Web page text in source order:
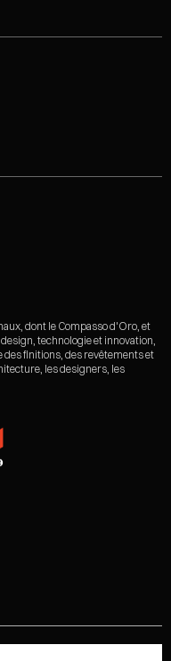
dont le Compasso d'Oro, et
technologie et innovation,
des finitions, des revêtements et
les designers, les